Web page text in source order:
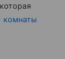
комнаты